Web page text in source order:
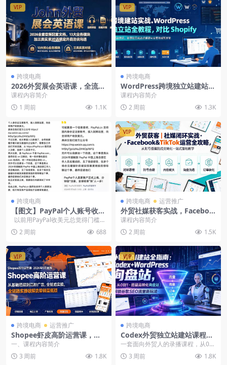
VIP
跨境电商
2026外贸展会英语课，全流程
话术自我介绍产品讲解议价谈
判，搞定外商洽谈
课程内容简介
1 周前
1.1K
VIP
跨境电商
WordPress跨境独立站建站全
套实操，本地开发环境搭建主
题插件，零基础完成站点搭建
课程内容简介
2 周前
1.3K
跨境电商
【图文】PayPal个人账号收
款，国内身份证注册接入网站
或小程序收美元
以前用PayPal收美元总觉得门槛
高，现在国内个人身份证...
2 周前 688
VIP
跨境电商 运营推广
外贸社媒获客实战，Faceboo
k&TikTok账号注册信任搭建
课程内容简介
2 周前
1.5K
VIP
跨境电商 运营推广
Shopee虾皮高阶运营课，开
店选品自然流付费广告全站广
告复盘-2026-05更新
一、课程内容简介
3 周前
1.8K
VIP
跨境电商
Codex外贸独立站建站课程：
零基础WordPress搭建高转化
询盘站，解锁谷歌SEO流量新
玩法
一套面向外贸人的录播课程，从0到
1学会用Codex辅助规划、设计、排
版、搭建、纠...
3 周前 1.8K